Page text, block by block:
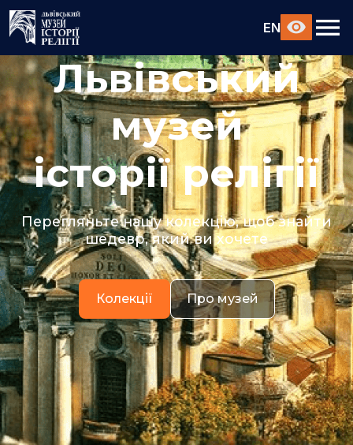
EN
Львівський
музей
історії релігії
Перегляньте нашу колекцію, щоб знайти
шедевр, який ви хочете
Колекції Про музей